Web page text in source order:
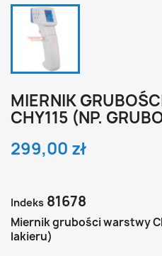
MIERNIK
CHY115 (NP.
299,00 zł
Indeks 81678
Miernik grubości warstwy
lakieru)